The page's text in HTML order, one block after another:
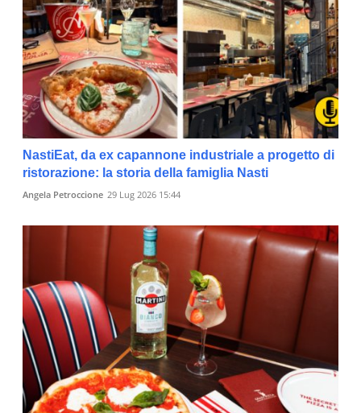
NastiEat, da ex capannone industriale a progetto di
ristorazione: la storia della famiglia Nasti
Angela Petroccione 29 Lug 2026 15:44